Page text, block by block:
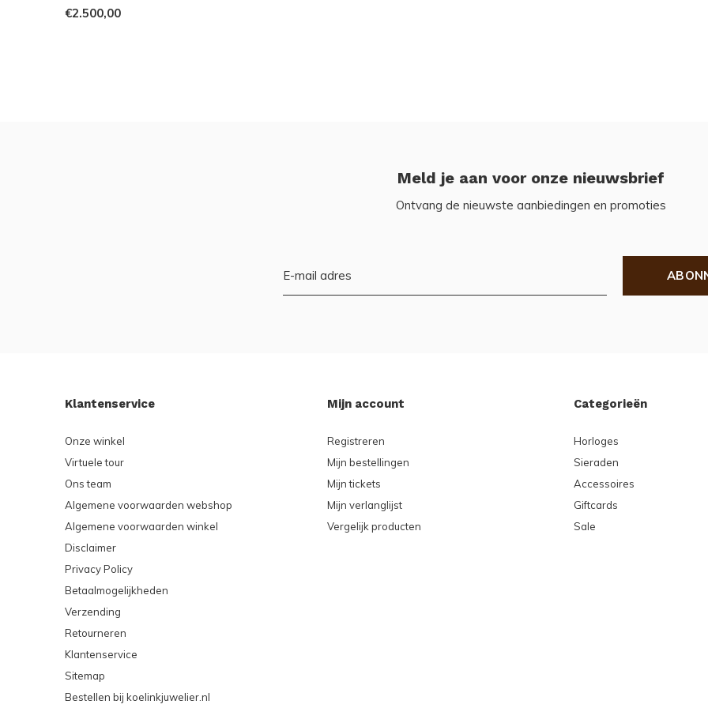
€2.500,00
Meld je aan voor onze nieuwsbrief
Ontvang de nieuwste aanbiedingen en promoties
Klantenservice
Onze winkel
Virtuele tour
Ons team
Algemene voorwaarden webshop
Algemene voorwaarden winkel
Disclaimer
Privacy Policy
Betaalmogelijkheden
Verzending
Retourneren
Klantenservice
Sitemap
Bestellen bij koelinkjuwelier.nl
Mijn account
Registreren
Mijn bestellingen
Mijn tickets
Mijn verlanglijst
Vergelijk producten
Categorieën
Horloges
Sieraden
Accessoires
Giftcards
Sale